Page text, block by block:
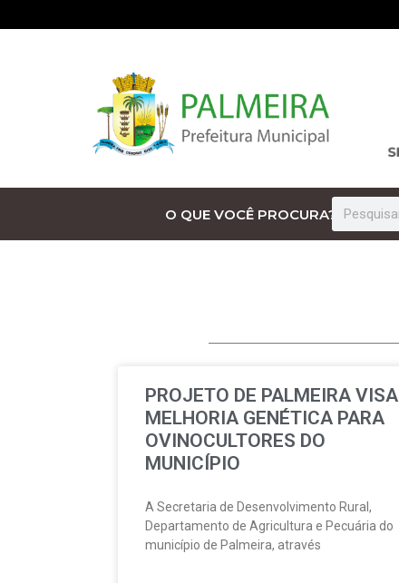
O QUE VOCÊ PROCURA?
PROJETO DE PALMEIRA VISA
MELHORIA GENÉTICA PARA
OVINOCULTORES DO
MUNICÍPIO
A Secretaria de Desenvolvimento Rural,
Departamento de Agricultura e Pecuária do
município de Palmeira, através